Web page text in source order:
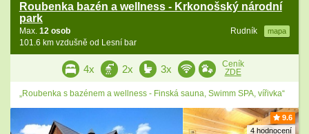
Roubenka bazén a wellness - Krkonošský národní
park
Rudník mapa
Max. 12 osob
101.6 km vzdušně od Lesní bar
4x 2x 3x
Ceník
ZDE
„Roubenka s bazénem a wellness - Finská sauna, Swimm SPA, vířivka“
9.6
4 hodnocení